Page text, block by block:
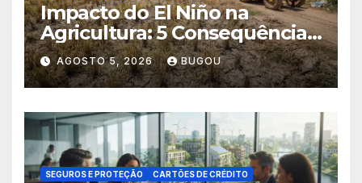
Impacto do El Niño na
Agricultura: 5 Consequências
Críticas
AGOSTO 5, 2026 BUGOU
SEGUROS E PROTEÇÃO CARTÕES DE CRÉDITO